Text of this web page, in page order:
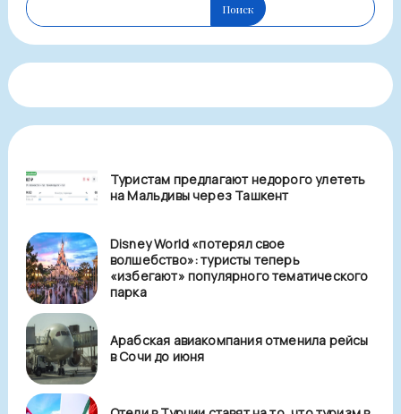
Поиск
Туристам предлагают недорого улететь
на Мальдивы через Ташкент
Disney World «потерял свое
волшебство»: туристы теперь
«избегают» популярного тематического
парка
Арабская авиакомпания отменила рейсы
в Сочи до июня